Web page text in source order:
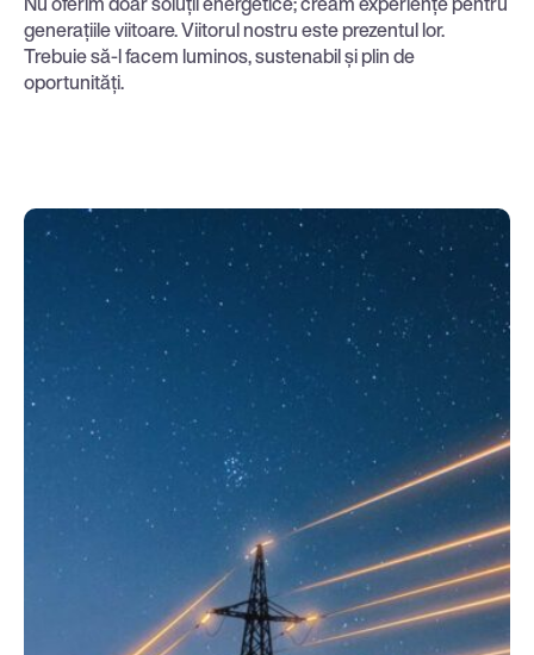
generațiile viitoare. Viitorul nostru este prezentul lor.
Trebuie să-l facem luminos, sustenabil și plin de
oportunități.